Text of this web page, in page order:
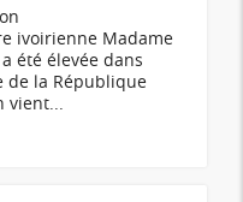
ivoirienne Madame
été élevée dans
de la République
vient...